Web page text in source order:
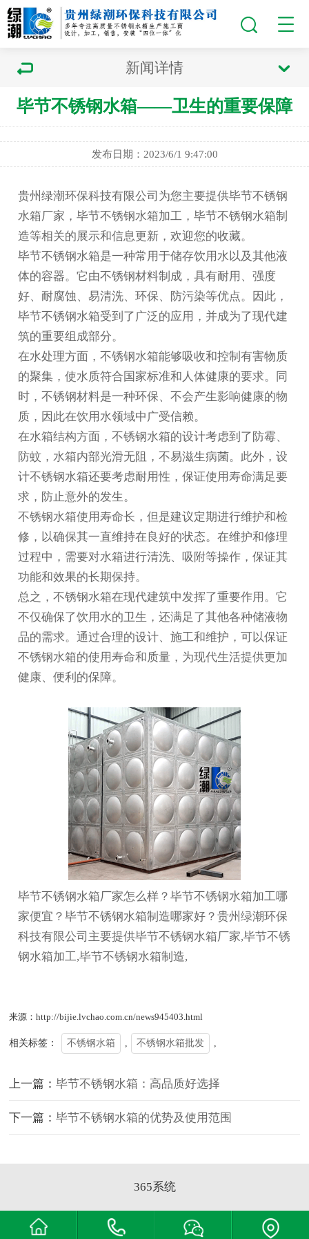
新闻详情
毕节不锈钢水箱——卫生的重要保障
发布日期：2023/6/1 9:47:00
贵州绿潮环保科技有限公司为您主要提供毕节不锈钢
水箱厂家 ，毕节不锈钢水箱加工，毕节不锈钢水箱制
造等相关的展示和信息更新，欢迎您的收藏。
毕节不锈钢水箱是一种常用于储存饮用水以及其他液
体的容器。它由不锈钢材料制成，具有耐用、强度
好、耐腐蚀、易清洗、环保、防污染等优点。因此，
毕节不锈钢水箱受到了广泛的应用，并成为了现代建
筑的重要组成部分。
在水处理方面，不锈钢水箱能够吸收和控制有害物质
的聚集，使水质符合国家标准和人体健康的要求。同
时，不锈钢材料是一种环保、不会产生影响健康的物
质，因此在饮用水领域中广受信赖。
在水箱结构方面，不锈钢水箱的设计考虑到了防霉、
防蚊，水箱内部光滑无阻，不易滋生病菌。此外，设
计不锈钢水箱还要考虑耐用性，保证使用寿命满足要
求，防止意外的发生。
不锈钢水箱使用寿命长，但是建议定期进行维护和检
修，以确保其一直维持在良好的状态。在维护和修理
过程中，需要对水箱进行清洗、吸附等操作，保证其
功能和效果的长期保持。
总之，不锈钢水箱在现代建筑中发挥了重要作用。它
不仅确保了饮用水的卫生，还满足了其他各种储液物
品的需求。通过合理的设计、施工和维护，可以保证
不锈钢水箱的使用寿命和质量，为现代生活提供更加
健康、便利的保障。
毕节不锈钢水箱厂家怎么样？毕节不锈钢水箱加工哪
家便宜？毕节不锈钢水箱制造哪家好？贵州绿潮环保
科技有限公司主要提供毕节不锈钢水箱厂家,毕节不锈
钢水箱加工,毕节不锈钢水箱制造,
来源：http://bijie.lvchao.com.cn/news945403.html
相关标签： 不锈钢水箱 不锈钢水箱批发
上一篇：毕节不锈钢水箱：高品质好选择
下一篇：毕节不锈钢水箱的优势及使用范围
365系统